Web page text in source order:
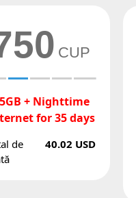
CUP
+ Nighttime
for 35 days
de
40.02 USD